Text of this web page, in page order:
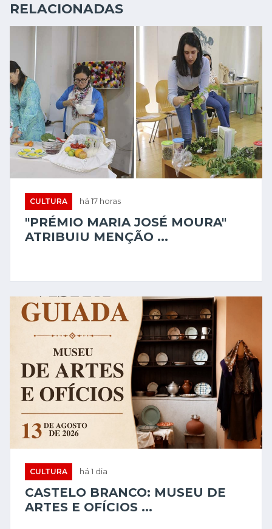
RELACIONADAS
CULTURA há 17 horas
"PRÉMIO MARIA JOSÉ MOURA"
ATRIBUIU MENÇÃO ...
CULTURA há 1 dia
CASTELO BRANCO: MUSEU DE
ARTES E OFÍCIOS ...